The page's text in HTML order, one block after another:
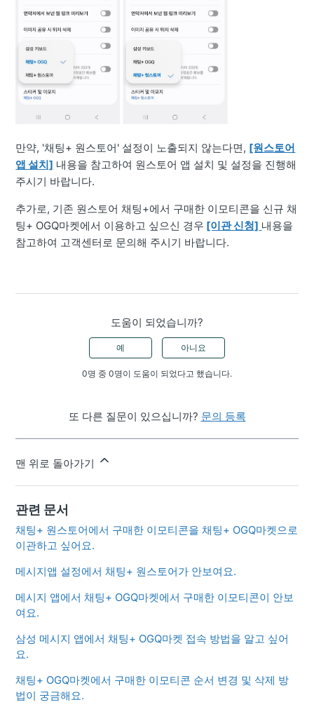
만약, '채팅+ 원스토어' 설정이 노출되지 않는다면, [원스토어
앱 설치] 내용을 참고하여 원스토어 앱 설치 및 설정을 진행해
주시기 바랍니다.
추가로, 기존 원스토어 채팅+에서 구매한 이모티콘을 신규 채
팅+ OGQ마켓에서 이용하고 싶으신 경우 [이관 신청] 내용을
참고하여 고객센터로 문의해 주시기 바랍니다.
도움이 되었습니까?
예 아니요
0명 중 0명이 도움이 되었다고 했습니다.
또 다른 질문이 있으십니까? 문의 등록
맨 위로 돌아가기
관련 문서
채팅+ 원스토어에서 구매한 이모티콘을 채팅+ OGQ마켓으로
이관하고 싶어요.
메시지앱 설정에서 채팅+ 원스토어가 안보여요.
메시지 앱에서 채팅+ OGQ마켓에서 구매한 이모티콘이 안보
여요.
삼성 메시지 앱에서 채팅+ OGQ마켓 접속 방법을 알고 싶어
요.
채팅+ OGQ마켓에서 구매한 이모티콘 순서 변경 및 삭제 방
법이 궁금해요.